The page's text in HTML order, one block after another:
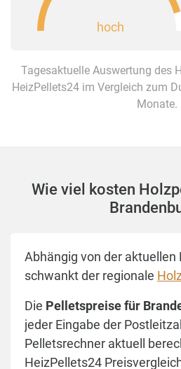
hoch
Tagesaktuelle Auswertung des
HeizPellets24 im Vergleich zum
Monate.
Wie viel kosten
Abhängig von der
schwankt der regionale
Die Pelletspreise für
jeder Eingabe der
Pelletsrechner aktuell
HeizPellets24